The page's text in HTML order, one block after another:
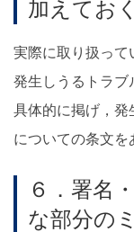
加えておく
実際に取り扱って
発生しうるトラブ
具体的に掲げ，発
についての条文を
６．署名
な部分の